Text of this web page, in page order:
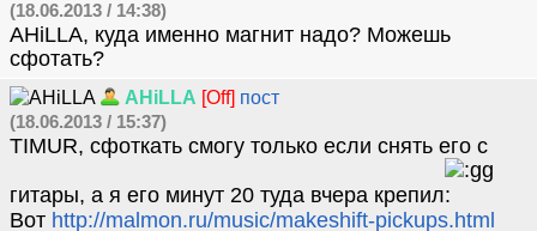
(18.06.2013 / 14:38)
AHiLLA, куда именно магнит надо? Можешь
сфотать?
AHiLLA [Off] пост
(18.06.2013 / 15:37)
TIMUR, сфоткать смогу только если снять его с
гитары, а я его минут 20 туда вчера крепил
Вот http://malmon.ru/music/makeshift-pickups.html